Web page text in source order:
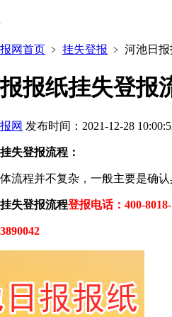
网首页 ﹥ 挂失登报 ﹥ 河池日
报纸挂失登报
网 发布时间：2021-12-28
失登报流程：
流程并不复杂，一般主要是确
失登报流程登报电话：400-